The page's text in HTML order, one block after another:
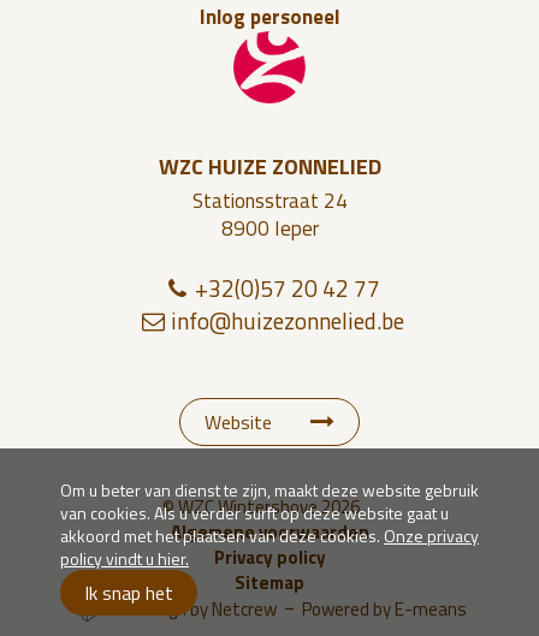
Inlog personeel
WZC HUIZE ZONNELIED
Stationsstraat 24
8900 Ieper
+32(0)57 20 42 77
info@huizezonnelied.be
Website
© WZC Wintershove 2026
Algemene voorwaarden
Privacy policy
Sitemap
Webdesign by Netcrew
Powered by E-means
Om u beter van dienst te zijn, maakt deze website gebruik
van cookies. Als u verder surft op deze website gaat u
akkoord met het plaatsen van deze cookies. Onze privacy
policy vindt u hier.
Ik snap het